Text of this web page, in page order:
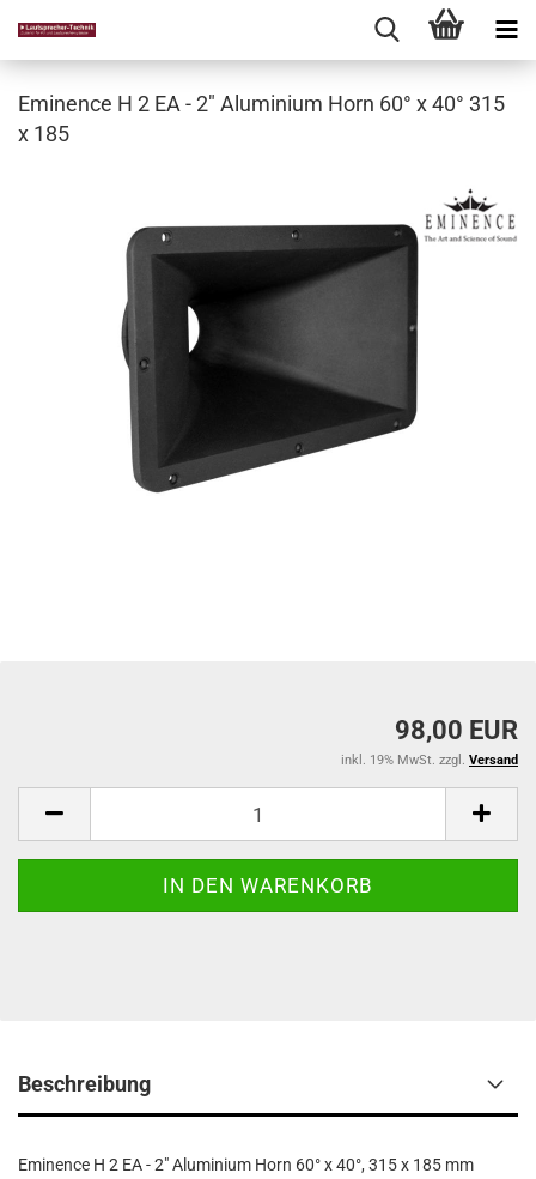
Eminence H 2 EA - 2" Aluminium Horn 60° x 40° 315
x 185
98,00 EUR
inkl. 19% MwSt. zzgl. Versand
Beschreibung
Eminence H 2 EA - 2" Aluminium Horn 60° x 40°, 315 x 185 mm